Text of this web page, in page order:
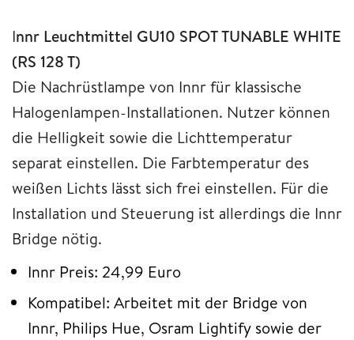
Innr Leuchtmittel GU10 SPOT TUNABLE WHITE
(RS 128 T)
Die Nachrüstlampe von Innr für klassische
Halogenlampen-Installationen. Nutzer können
die Helligkeit sowie die Lichttemperatur
separat einstellen. Die Farbtemperatur des
weißen Lichts lässt sich frei einstellen. Für die
Installation und Steuerung ist allerdings die Innr
Bridge nötig.
Innr Preis: 24,99 Euro
Kompatibel: Arbeitet mit der Bridge von
Innr, Philips Hue, Osram Lightify sowie der